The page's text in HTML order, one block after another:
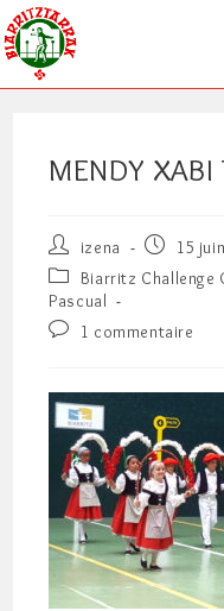
Skip
to
content
MENDY
Auteur/autrice
de
la
publication :
izena
Publication
publiée :
15
Post
category:
Biarritz Challenge
Pascual
Commentaires
publication :
1 commentaire